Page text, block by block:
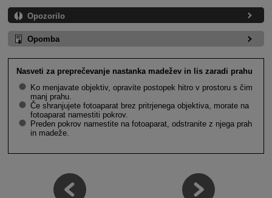
Opozorilo
Opomba
Nasveti za preprečevanje nastanka madežev in lis zaradi prahu
Ko menjavate objektiv, opravite postopek hitro v prostoru s čim
manj prahu.
Če shranjujete fotoaparat brez pritrjenega objektiva, morate na
fotoaparat namestiti pokrov.
Preden pokrov namestite na fotoaparat, odstranite z njega prah
in madeže.